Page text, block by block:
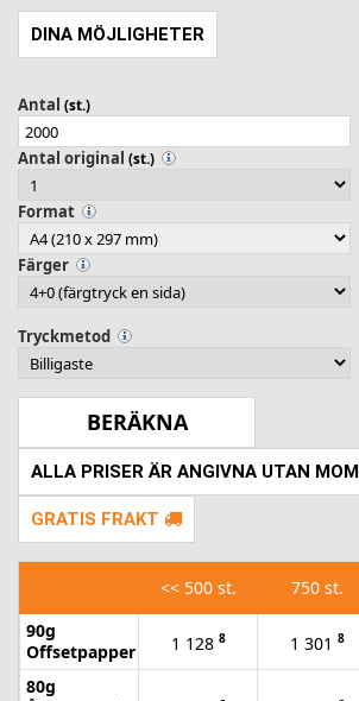
DINA MÖJLIGHETER
Antal (st.)
Antal original (st.)
Format
Färger
Tryckmetod
ALLA PRISER ÄR ANGIVNA UTAN
GRATIS FRAKT
<<500 st. 750 st.
90g
Offsetpapper
1 128 8 1 301 8
80g